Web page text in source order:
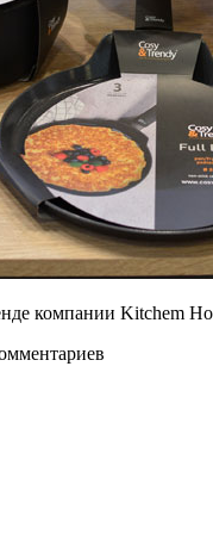
компании Kitchem